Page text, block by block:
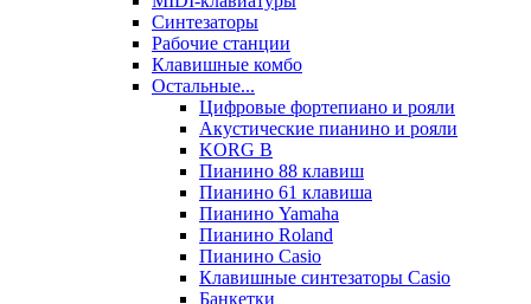
Синтезаторы
Рабочие станции
Клавишные комбо
Остальные...
Цифровые фортепиано и рояли
Акустические пианино и рояли
KORG B
Пианино 88 клавиш
Пианино 61 клавиша
Пианино Yamaha
Пианино Roland
Пианино Casio
Клавишные синтезаторы Casio
Банкетки